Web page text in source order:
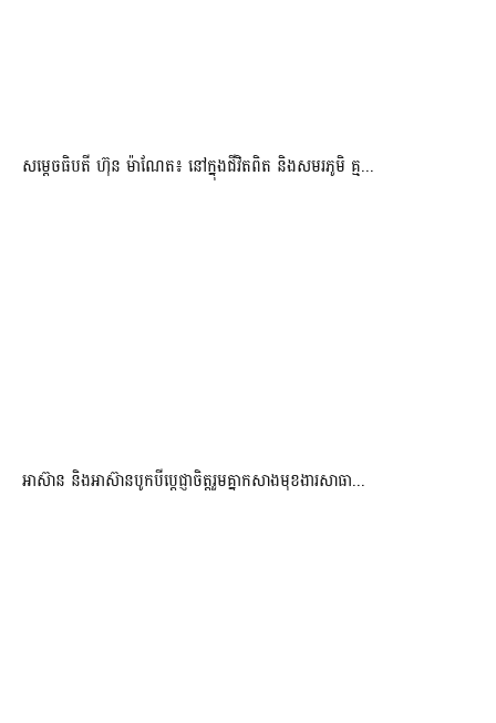
សម្តេចធិបតី ហ៊ុន ម៉ាណែត៖ នៅក្នុងជីវិតពិត និងសមរភូមិ គ្ម...
អាស៊ាន និងអាស៊ានបូកបីប្តេជ្ញាចិត្តរួមគ្នាកសាងមុខងារសាធា...